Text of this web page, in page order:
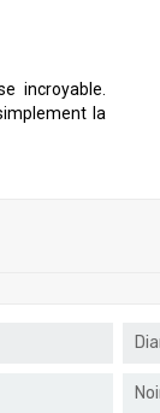
incroyable.
la